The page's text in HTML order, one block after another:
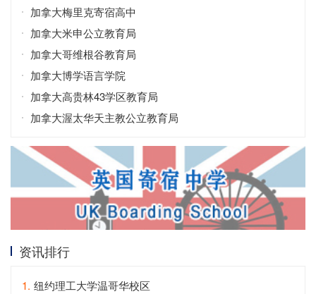
加拿大梅里克寄宿高中
加拿大米申公立教育局
加拿大哥维根谷教育局
加拿大博学语言学院
加拿大高贵林43学区教育局
加拿大渥太华天主教公立教育局
资讯排行
1. 纽约理工大学温哥华校区